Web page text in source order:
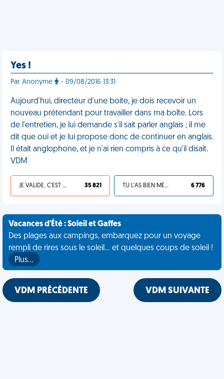
Yes !
Par Anonyme - 09/08/2016 13:31
Aujourd'hui, directeur d'une boite, je dois recevoir un
nouveau prétendant pour travailler dans ma boîte. Lors
de l'entretien, je lui demande s'il sait parler anglais ; il me
dit que oui et je lui propose donc de continuer en anglais.
Il était anglophone, et je n'ai rien compris à ce qu'il disait.
VDM
JE VALIDE, C'EST UNE VDM 35 821 TU L'AS BIEN MÉRITÉ 6 776
Vacances d'Été : Soleil et Gaffes
Des plages aux campings, embarquez pour un voyage
rempli de rires sous le soleil... et quelques coups de soleil !
Plus…
VDM PRÉCÉDENTE VDM SUIVANTE